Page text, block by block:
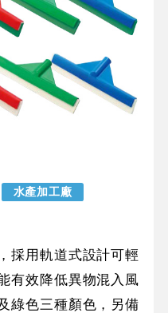
水產加工廠
採用軌道式設計可輕
有效降低異物混入風
綠色三種顏色，另備